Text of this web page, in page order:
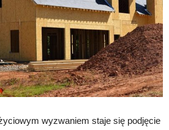
wyzwaniem staje się podjęcie